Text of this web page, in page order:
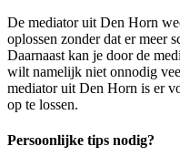
De mediator uit Den Horn
oplossen zonder dat er meer
Daarnaast kan je door de
wilt namelijk niet onnodig
mediator uit Den Horn is er
op te lossen.
Persoonlijke tips nodig?